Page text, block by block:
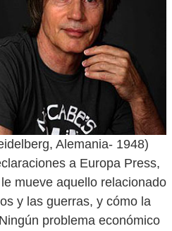
Alemania- 1948)
a Europa Press,
mueve aquello relacionado
y las guerras, y cómo la
problema económico